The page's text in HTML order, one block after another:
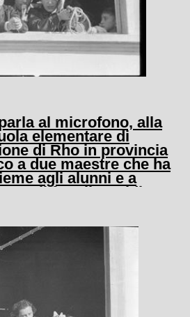
al microfono, alla
elementare di
di Rho in provincia
a due maestre che ha
agli alunni e a
il fratello Egidio